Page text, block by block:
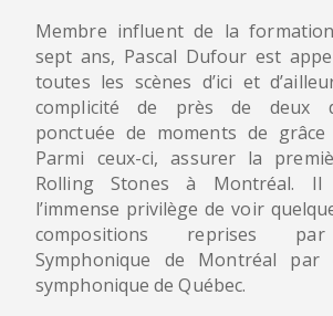
Membre influent de la
sept ans, Pascal Dufour est
toutes les scènes d’ici et
complicité de près de deux
ponctuée de moments de grâce
Parmi ceux-ci, assurer la
Rolling Stones à Montréal. Il
l’immense privilège de voir
compositions reprises par
Symphonique de Montréal par
symphonique de Québec.